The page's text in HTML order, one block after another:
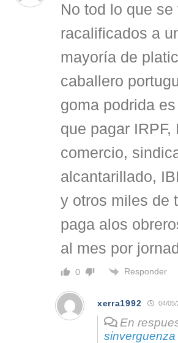
No tod lo que se
racalificados a
mayoría de
caballero
goma podrida
que pagar
comercio,
alcantarillado,
y otros miles de
paga alos
al mes por
0 Responder
xerra1992 04/
En
sinverguenza